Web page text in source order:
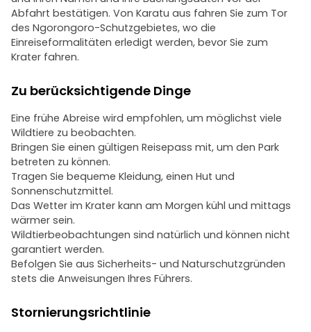
Abfahrt bestätigen. Von Karatu aus fahren Sie zum Tor
des Ngorongoro-Schutzgebietes, wo die
Einreiseformalitäten erledigt werden, bevor Sie zum
Krater fahren.
Zu berücksichtigende Dinge
Eine frühe Abreise wird empfohlen, um möglichst viele
Wildtiere zu beobachten.
Bringen Sie einen gültigen Reisepass mit, um den Park
betreten zu können.
Tragen Sie bequeme Kleidung, einen Hut und
Sonnenschutzmittel.
Das Wetter im Krater kann am Morgen kühl und mittags
wärmer sein.
Wildtierbeobachtungen sind natürlich und können nicht
garantiert werden.
Befolgen Sie aus Sicherheits- und Naturschutzgründen
stets die Anweisungen Ihres Führers.
Stornierungsrichtlinie